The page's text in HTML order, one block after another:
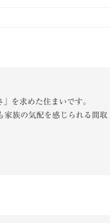
を求めた住まいです。
族の気配を感じられる間取